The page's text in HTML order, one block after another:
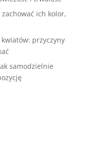
ich kolor,
przyczyny
samodzielnie